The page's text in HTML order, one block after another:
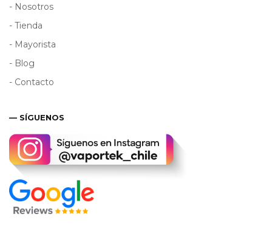
- Nosotros
- Tienda
- Mayorista
- Blog
- Contacto
— SÍGUENOS